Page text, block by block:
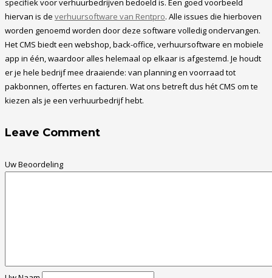
specifiek voor verhuurbedrijven bedoeld is. Een goed voorbeeld
hiervan is de verhuursoftware van Rentpro. Alle issues die hierboven
worden genoemd worden door deze software volledig ondervangen.
Het CMS biedt een webshop, back-office, verhuursoftware en mobiele
app in één, waardoor alles helemaal op elkaar is afgestemd. Je houdt
er je hele bedrijf mee draaiende: van planning en voorraad tot
pakbonnen, offertes en facturen. Wat ons betreft dus hét CMS om te
kiezen als je een verhuurbedrijf hebt.
Leave Comment
Uw Beoordeling